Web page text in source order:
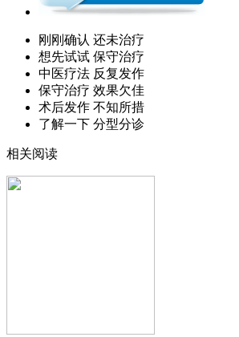
刚刚确认 还未治疗
想先试试 保守治疗
中医疗法 反复发作
保守治疗 效果欠佳
术后发作 不知所措
了解一下 分型分诊
相关阅读